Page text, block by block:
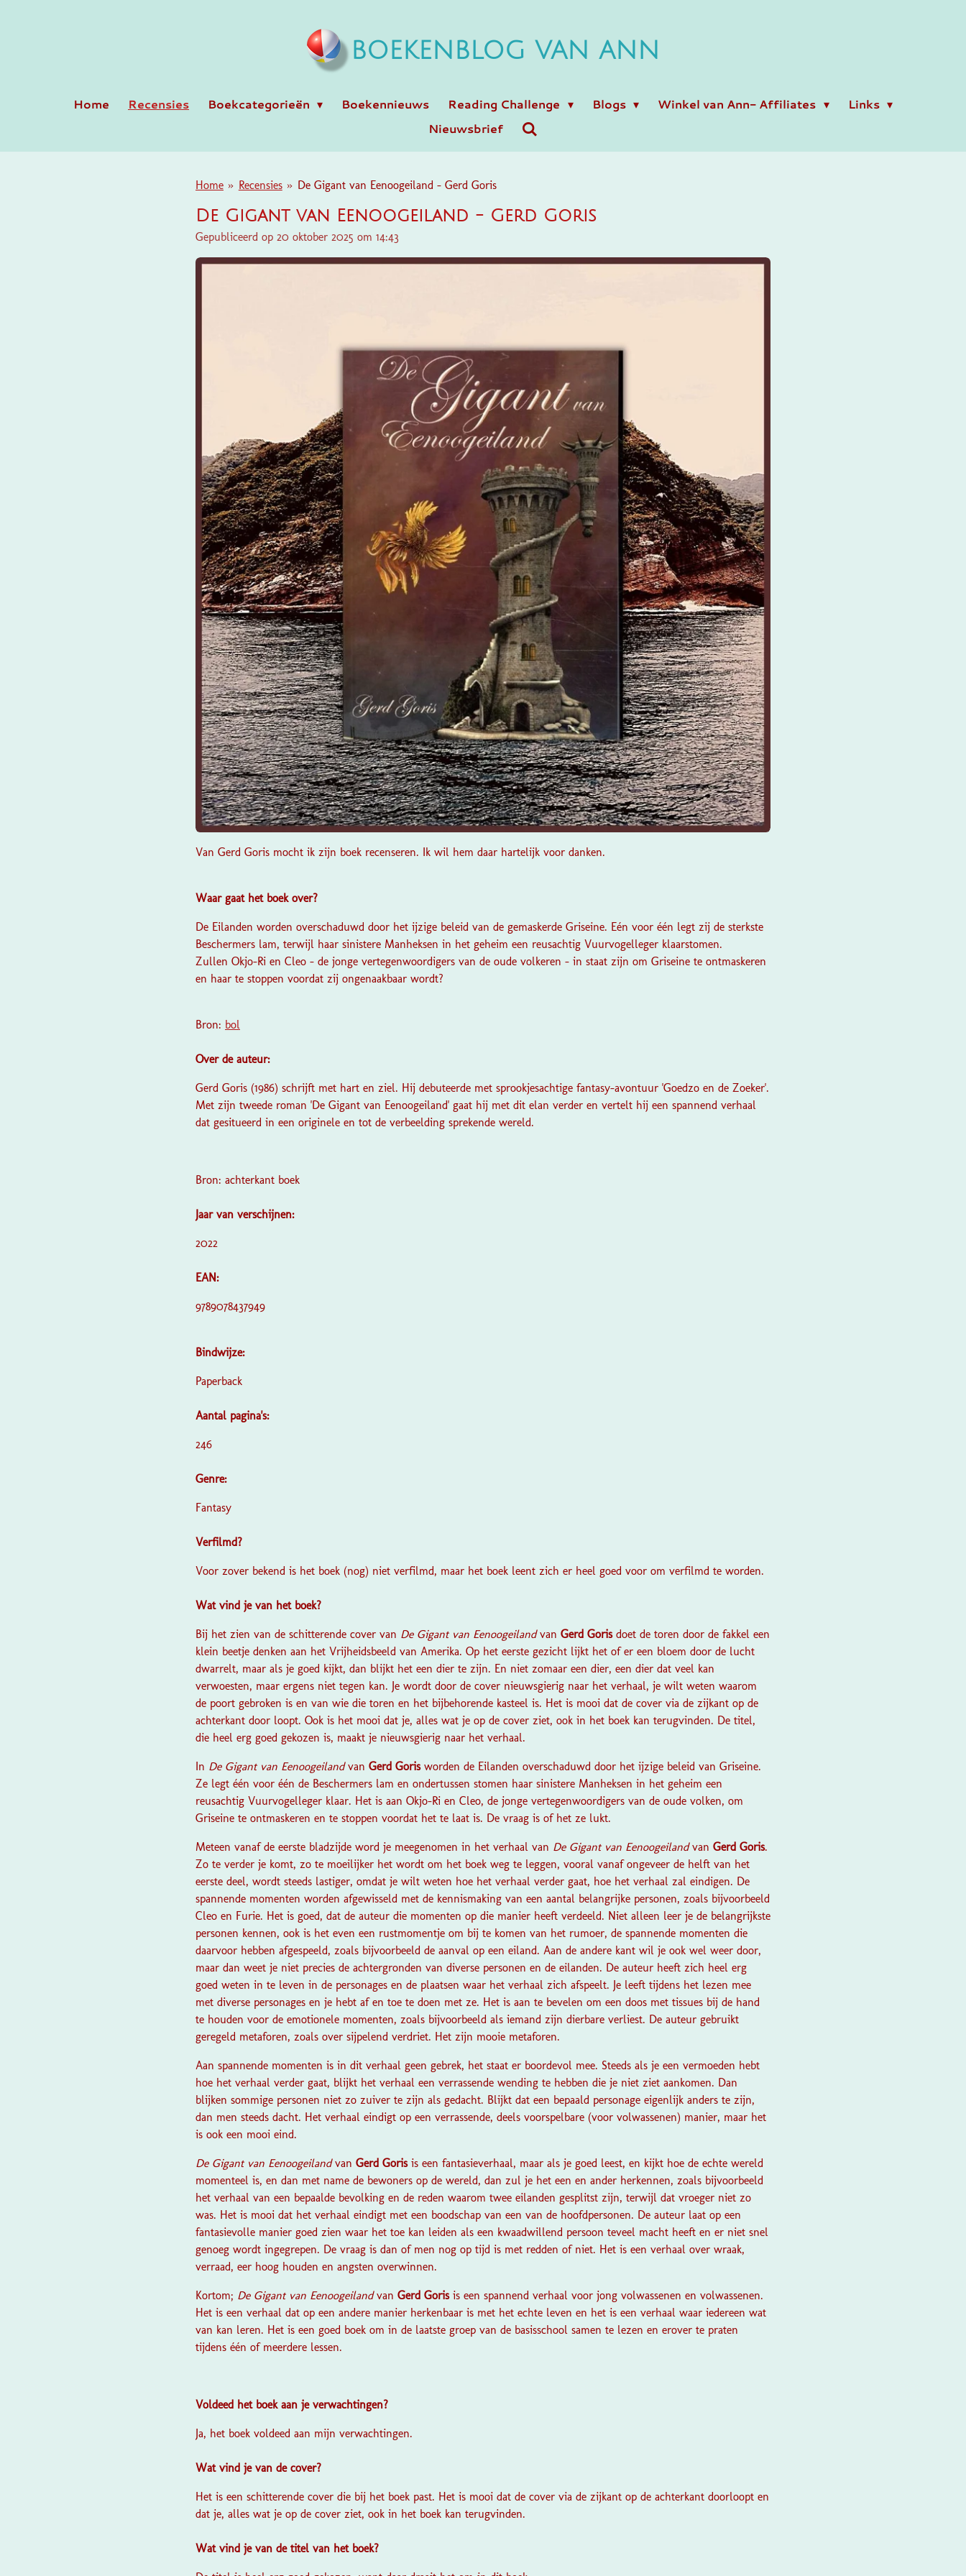
BOEKENBLOG VAN ANN
Home Recensies Boekcategorieën Boekennieuws Reading Challenge Blogs Winkel van Ann- Affiliates
Links
Nieuwsbrief
Home » Recensies » De Gigant van Eenoogeiland - Gerd Goris
De Gigant van Eenoogeiland - Gerd Goris
Gepubliceerd op 20 oktober 2025 om 14:43
Van Gerd Goris mocht ik zijn boek recenseren. Ik wil hem daar hartelijk voor danken.
Waar gaat het boek over?
De Eilanden worden overschaduwd door het ijzige beleid van de gemaskerde Griseine. Eén voor één legt zij de sterkste
Beschermers lam, terwijl haar sinistere Manheksen in het geheim een reusachtig Vuurvogelleger klaarstomen.
Zullen Okjo-Ri en Cleo – de jonge vertegenwoordigers van de oude volkeren – in staat zijn om Griseine te ontmaskeren
en haar te stoppen voordat zij ongenaakbaar wordt?
Bron: bol
Over de auteur:
Gerd Goris (1986) schrijft met hart en ziel. Hij debuteerde met sprookjesachtige fantasy-avontuur 'Goedzo en de Zoeker'.
Met zijn tweede roman 'De Gigant van Eenoogeiland' gaat hij met dit elan verder en vertelt hij een spannend verhaal
dat gesitueerd in een originele en tot de verbeelding sprekende wereld.
Bron: achterkant boek
Jaar van verschijnen:
2022
EAN:
9789078437949
Bindwijze:
Paperback
Aantal pagina's:
246
Genre:
Fantasy
Verfilmd?
Voor zover bekend is het boek (nog) niet verfilmd, maar het boek leent zich er heel goed voor om verfilmd te worden.
Wat vind je van het boek?
Bij het zien van de schitterende cover van De Gigant van Eenoogeilandvan Gerd Goris doet de toren door de fakkel een
klein beetje denken aan het Vrijheidsbeeld van Amerika. Op het eerste gezicht lijkt het of er een bloem door de lucht
dwarrelt, maar als je goed kijkt, dan blijkt het een dier te zijn. En niet zomaar een dier, een dier dat veel kan
verwoesten, maar ergens niet tegen kan. Je wordt door de cover nieuwsgierig naar het verhaal, je wilt weten waarom
de poort gebroken is en van wie die toren en het bijbehorende kasteel is. Het is mooi dat de cover via de zijkant op de
achterkant door loopt. Ook is het mooi dat je, alles wat je op de cover ziet, ook in het boek kan terugvinden. De titel,
die heel erg goed gekozen is, maakt je nieuwsgierig naar het verhaal.
In De Gigant van Eenoogeilandvan Gerd Goris worden de Eilanden overschaduwd door het ijzige beleid van Griseine.
Ze legt één voor één de Beschermers lam en ondertussen stomen haar sinistere Manheksen in het geheim een
reusachtig Vuurvogelleger klaar. Het is aan Okjo-Ri en Cleo, de jonge vertegenwoordigers van de oude volken, om
Griseine te ontmaskeren en te stoppen voordat het te laat is. De vraag is of het ze lukt.
Meteen vanaf de eerste bladzijde word je meegenomen in het verhaal van De Gigant van Eenoogeilandvan Gerd Goris.
Zo te verder je komt, zo te moeilijker het wordt om het boek weg te leggen, vooral vanaf ongeveer de helft van het
eerste deel, wordt steeds lastiger, omdat je wilt weten hoe het verhaal verder gaat, hoe het verhaal zal eindigen. De
spannende momenten worden afgewisseld met de kennismaking van een aantal belangrijke personen, zoals bijvoorbeeld
Cleo en Furie. Het is goed, dat de auteur die momenten op die manier heeft verdeeld. Niet alleen leer je de belangrijkste
personen kennen, ook is het even een rustmomentje om bij te komen van het rumoer, de spannende momenten die
daarvoor hebben afgespeeld, zoals bijvoorbeeld de aanval op een eiland. Aan de andere kant wil je ook wel weer door,
maar dan weet je niet precies de achtergronden van diverse personen en de eilanden. De auteur heeft zich heel erg
goed weten in te leven in de personages en de plaatsen waar het verhaal zich afspeelt. Je leeft tijdens het lezen mee
met diverse personages en je hebt af en toe te doen met ze. Het is aan te bevelen om een doos met tissues bij de hand
te houden voor de emotionele momenten, zoals bijvoorbeeld als iemand zijn dierbare verliest. De auteur gebruikt
geregeld metaforen, zoals over sijpelend verdriet. Het zijn mooie metaforen.
Aan spannende momenten is in dit verhaal geen gebrek, het staat er boordevol mee. Steeds als je een vermoeden hebt
hoe het verhaal verder gaat, blijkt het verhaal een verrassende wending te hebben die je niet ziet aankomen. Dan
blijken sommige personen niet zo zuiver te zijn als gedacht. Blijkt dat een bepaald personage eigenlijk anders te zijn,
dan men steeds dacht. Het verhaal eindigt op een verrassende, deels voorspelbare (voor volwassenen) manier, maar het
is ook een mooi eind.
De Gigant van Eenoogeilandvan Gerd Goris is een fantasieverhaal, maar als je goed leest, en kijkt hoe de echte wereld
momenteel is, en dan met name de bewoners op de wereld, dan zul je het een en ander herkennen, zoals bijvoorbeeld
het verhaal van een bepaalde bevolking en de reden waarom twee eilanden gesplitst zijn, terwijl dat vroeger niet zo
was. Het is mooi dat het verhaal eindigt met een boodschap van een van de hoofdpersonen. De auteur laat op een
fantasievolle manier goed zien waar het toe kan leiden als een kwaadwillend persoon teveel macht heeft en er niet snel
genoeg wordt ingegrepen. De vraag is dan of men nog op tijd is met redden of niet. Het is een verhaal over wraak,
verraad, eer hoog houden en angsten overwinnen.
Kortom; De Gigant van Eenoogeilandvan Gerd Goris is een spannend verhaal voor jong volwassenen en volwassenen.
Het is een verhaal dat op een andere manier herkenbaar is met het echte leven en het is een verhaal waar iedereen wat
van kan leren. Het is een goed boek om in de laatste groep van de basisschool samen te lezen en erover te praten
tijdens één of meerdere lessen.
Voldeed het boek aan je verwachtingen?
Ja, het boek voldeed aan mijn verwachtingen.
Wat vind je van de cover?
Het is een schitterende cover die bij het boek past. Het is mooi dat de cover via de zijkant op de achterkant doorloopt en
dat je, alles wat je op de cover ziet, ook in het boek kan terugvinden.
Wat vind je van de titel van het boek?